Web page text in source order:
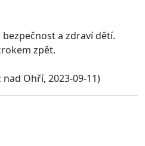
a zdraví dětí.
zpět.
nad Ohří, 2023-09-11)